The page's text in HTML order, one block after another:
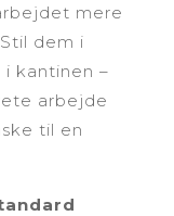
mere
dem i
kantinen –
arbejde
til en